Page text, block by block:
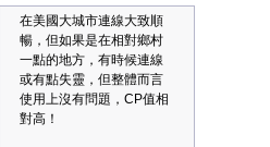
在美國大城市連線大致順
暢，但如果是在相對鄉村
一點的地方，有時候連線
或有點失靈，但整體而言
使用上沒有問題，CP值相
對高！